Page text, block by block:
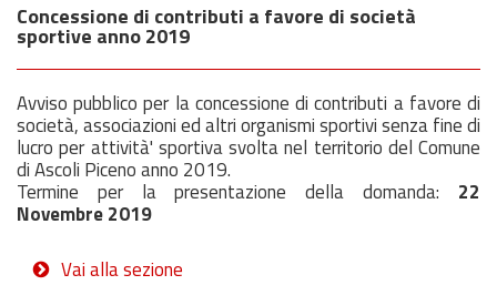
Concessione di contributi a favore di società
sportive anno 2019
Avviso pubblico per la concessione di contributi a favore di
società, associazioni ed altri organismi sportivi senza fine di
lucro per attività' sportiva svolta nel territorio del Comune
di Ascoli Piceno anno 2019.
Termine per la presentazione della domanda: 22
Novembre 2019
Vai alla sezione